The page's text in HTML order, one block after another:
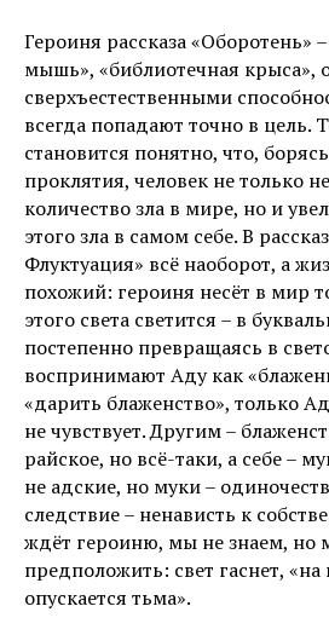
Героиня рассказа «Оборотень»
мышь», «библиотечная крыса»,
сверхъестественными
всегда попадают точно в цель.
становится понятно, что,
проклятия, человек не только
количество зла в мире, но и
этого зла в самом себе. В
Флуктуация» всё наоборот, а
похожий: героиня несёт в мир
этого света светится – в
постепенно превращаясь в
воспринимают Аду как
«дарить блаженство», только
не чувствует. Другим –
райское, но всё-таки, а себе –
не адские, но муки –
следствие – ненависть к
ждёт героиню, мы не знаем, но
предположить: свет гаснет,
опускается тьма».